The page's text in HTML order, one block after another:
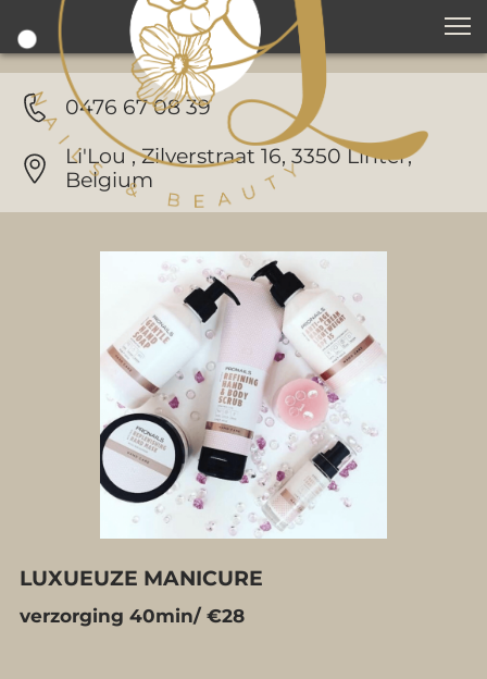
0476 67 08 39
Li'Lou , Zilverstraat 16, 3350 Linter,
Belgium
LUXUEUZE MANICURE
verzorging 40min/ €28